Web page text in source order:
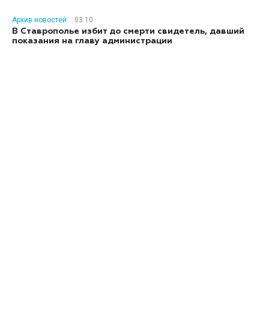
Архив новостей
03:10
В Ставрополье избит до смерти свидетель, давший
показания на главу администрации